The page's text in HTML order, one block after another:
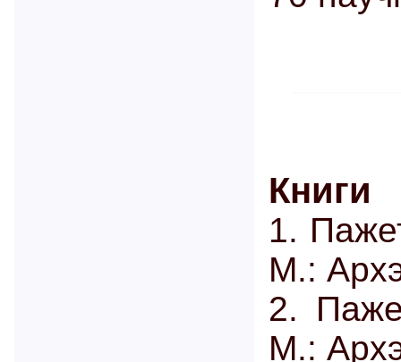
Книги
1.
М.:
2.
М.: